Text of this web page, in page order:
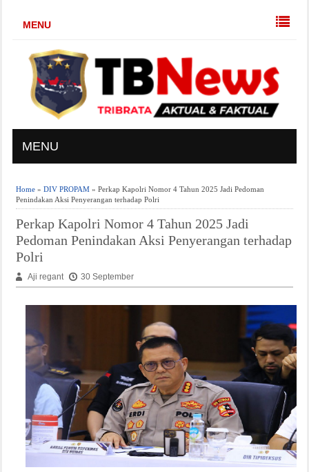
MENU
MENU
Home» DIV PROPAM» Perkap Kapolri Nomor 4 Tahun 2025 Jadi Pedoman
Penindakan Aksi Penyerangan terhadap Polri
Perkap Kapolri Nomor 4 Tahun 2025 Jadi
Pedoman Penindakan Aksi Penyerangan terhadap
Polri
Aji regant 30 September